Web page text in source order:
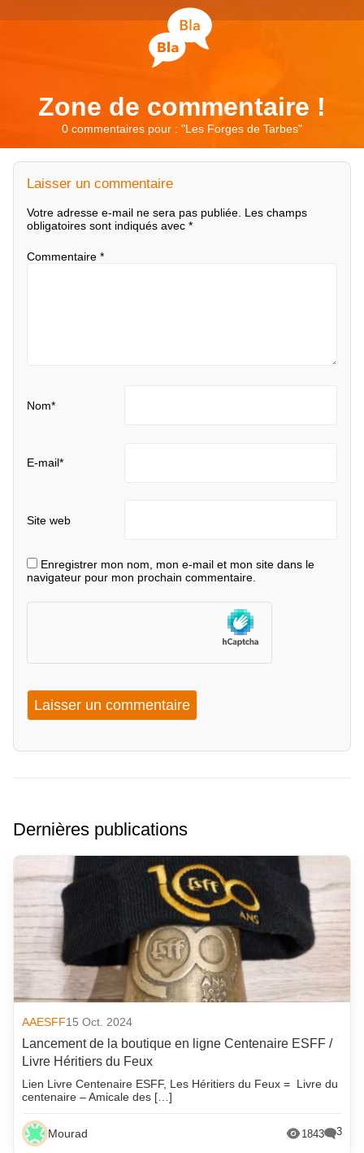
Zone de commentaire !
0 commentaires pour : "Les Forges de Tarbes"
Laisser un commentaire
Votre adresse e-mail ne sera pas publiée. Les champs
obligatoires sont indiqués avec *
Commentaire *
Nom*
E-mail*
Site web
Enregistrer mon nom, mon e-mail et mon site dans le
navigateur pour mon prochain commentaire.
Dernières publications
AAESFF15 Oct. 2024
Lancement de la boutique en ligne Centenaire ESFF /
Livre Héritiers du Feux
Lien Livre Centenaire ESFF, Les Héritiers du Feux = Livre du
centenaire – Amicale des […]
Mourad 1843 3